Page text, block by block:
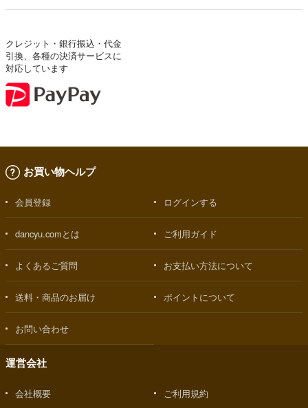
クレジット・銀行振込・代金
引換、各種の決済サービスに
対応しています
お買い物ヘルプ
会員登録 ログインする
dancyu.comとは ご利用ガイド
よくあるご質問 お支払い方法について
送料・商品のお届け ポイントについて
お問い合わせ
運営会社
会社概要 ご利用規約